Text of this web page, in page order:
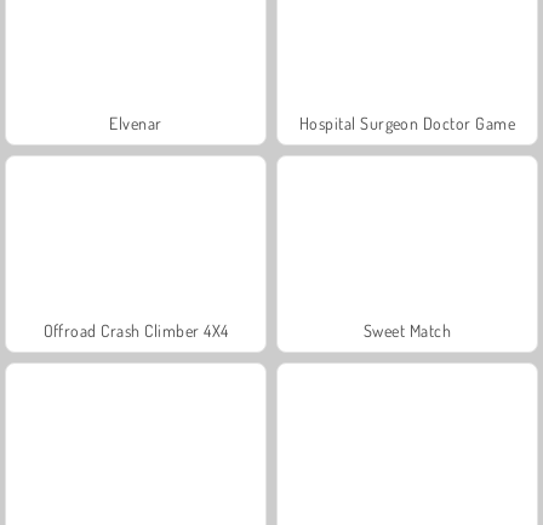
Elvenar Hospital Surgeon Doctor Game
Offroad Crash Climber 4X4 Sweet Match